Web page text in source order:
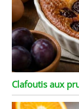
Clafoutis aux